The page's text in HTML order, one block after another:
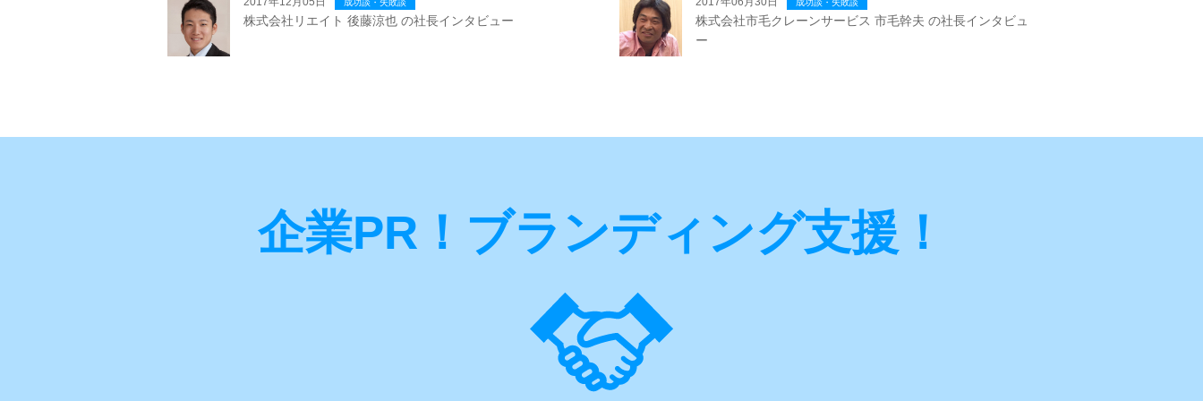
株式会社リエイト 後藤涼也 の社長インタビュー
株式会社市毛クレーンサービス 市毛幹夫 の社長インタビュ
ー
企業PR！ブランディング支援！